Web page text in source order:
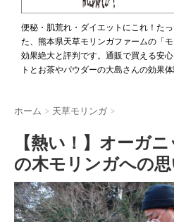
便秘・肌荒れ・ダイエットにこれ！た
た、熊本県天草モリンガファームの「
効果絶大と評判です。通販で買える安
トとお茶やパウダーの大島さんの効果
ホーム > 天草モリンガ >
【熱い！】オーガ
の木モリンガへの